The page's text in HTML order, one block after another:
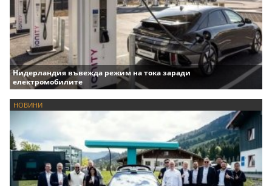
Нидерландия въвежда режим на тока заради
електромобилите
НОВИНИ